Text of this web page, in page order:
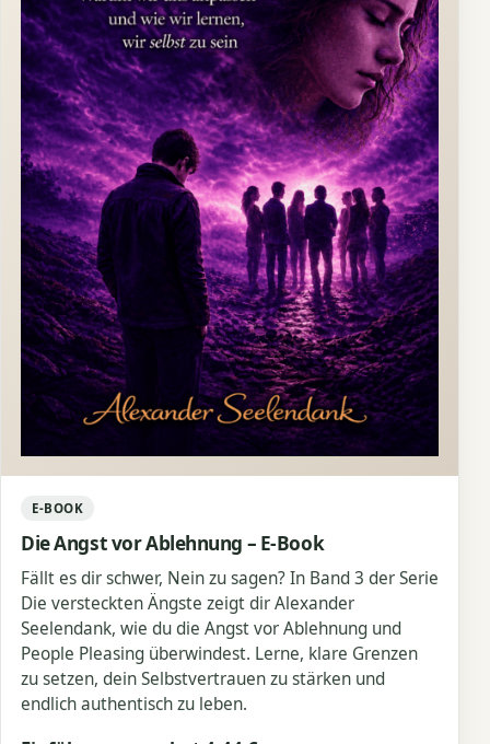
E-BOOK
Die Angst vor Ablehnung – E-Book
Fällt es dir schwer, Nein zu sagen? In Band 3 der Serie
Die versteckten Ängste zeigt dir Alexander
Seelendank, wie du die Angst vor Ablehnung und
People Pleasing überwindest. Lerne, klare Grenzen
zu setzen, dein Selbstvertrauen zu stärken und
endlich authentisch zu leben.